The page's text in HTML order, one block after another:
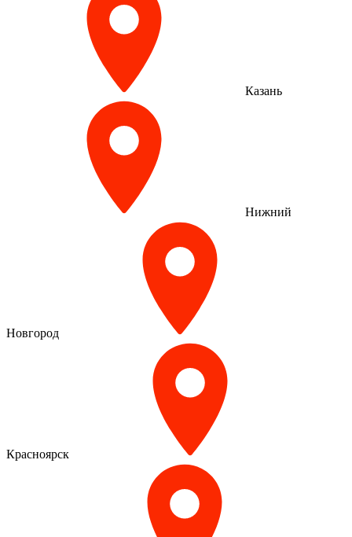
Казань
Нижний
Новгород
Красноярск